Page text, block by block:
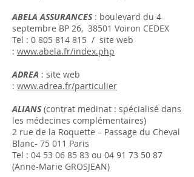
ABELA ASSURANCES: boulevard du 4
septembre BP 26, 38501 Voiron CEDEX
Tel : 0 805 814 815 / site web
: www.abela.fr/index.php
ADREA : site web
: www.adrea.fr/particulier
ALIANS(contrat medinat : spécialisé dans
les médecines complémentaires)
2 rue de la Roquette – Passage du Cheval
Blanc- 75 011 Paris
Tel : 04 53 06 85 83 ou 04 91 73 50 87
(Anne-Marie GROSJEAN)